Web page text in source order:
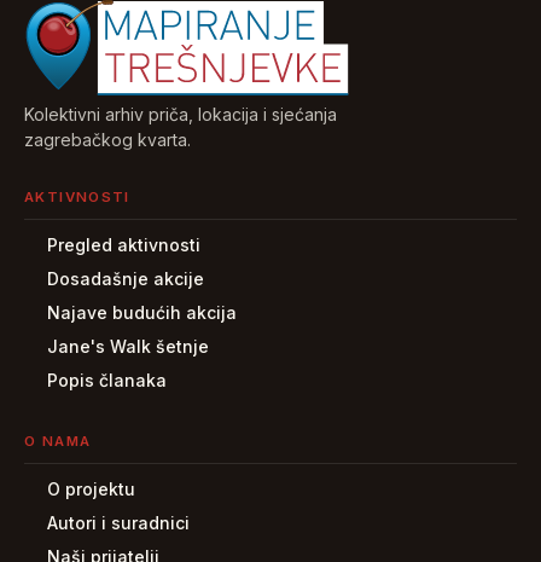
Kolektivni arhiv priča, lokacija i sjećanja
zagrebačkog kvarta.
AKTIVNOSTI
Pregled aktivnosti
Dosadašnje akcije
Najave budućih akcija
Jane's Walk šetnje
Popis članaka
O NAMA
O projektu
Autori i suradnici
Naši prijatelji